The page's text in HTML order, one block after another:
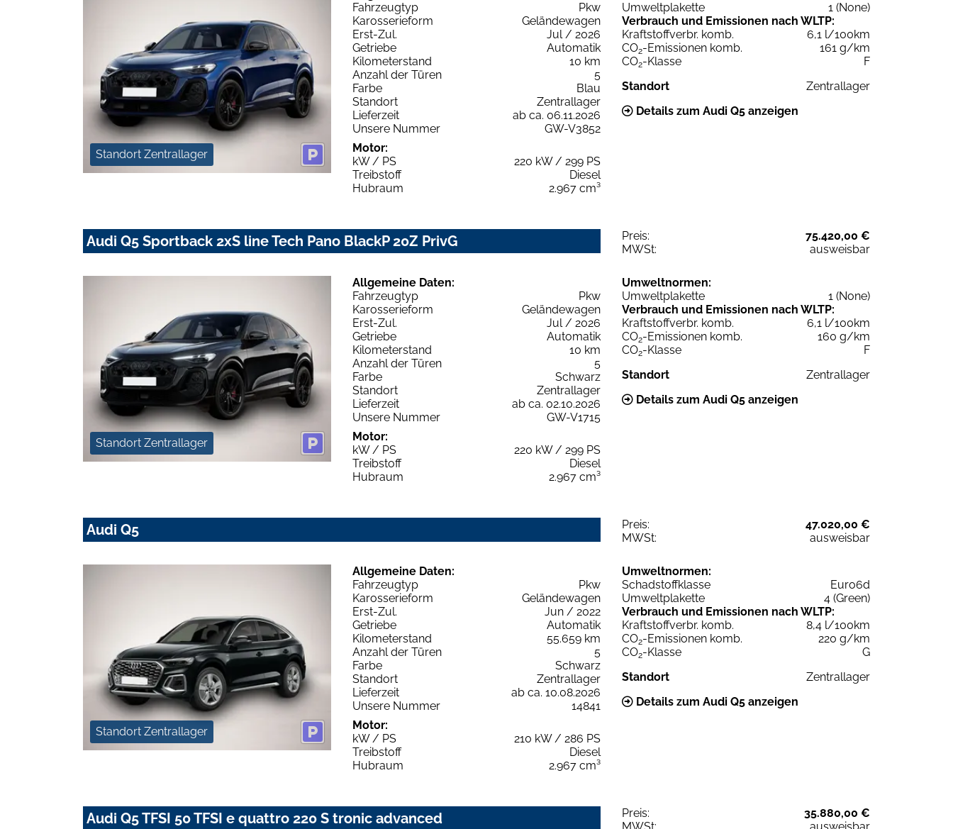
Standort Zentrallager
Fahrzeugtyp
Pkw
Karosserieform
Geländewagen
Erst-Zul.
Jul / 2026
Getriebe
Automatik
Kilometerstand
10 km
Anzahl der Türen
5
Farbe
Blau
Standort
Zentrallager
Lieferzeit
ab ca. 06.11.2026
Unsere Nummer
GW-V3852
Motor:
kW / PS
220 kW / 299 PS
Treibstoff
Diesel
Hubraum
2.967 cm³
Umweltplakette
1 (None)
Verbrauch und Emissionen nach WLTP:
Kraftstoffverbr. komb.
6,1 l/100km
CO2-Emissionen komb.
161 g/km
CO2-Klasse
F
Standort
Zentrallager
Details zum Audi Q5 anzeigen
Audi Q5 Sportback 2xS line Tech Pano BlackP 20Z PrivG Preis:
75.420,00 €
MWSt:
ausweisbar
Standort Zentrallager
Allgemeine Daten:
Fahrzeugtyp
Pkw
Karosserieform
Geländewagen
Erst-Zul.
Jul / 2026
Getriebe
Automatik
Kilometerstand
10 km
Anzahl der Türen
5
Farbe
Schwarz
Standort
Zentrallager
Lieferzeit
ab ca. 02.10.2026
Unsere Nummer
GW-V1715
Motor:
kW / PS
220 kW / 299 PS
Treibstoff
Diesel
Hubraum
2.967 cm³
Umweltnormen:
Umweltplakette
1 (None)
Verbrauch und Emissionen nach WLTP:
Kraftstoffverbr. komb.
6,1 l/100km
CO2-Emissionen komb.
160 g/km
CO2-Klasse
F
Standort
Zentrallager
Details zum Audi Q5 anzeigen
Audi Q5 Preis:
47.020,00 €
MWSt:
ausweisbar
Standort Zentrallager
Allgemeine Daten:
Fahrzeugtyp
Pkw
Karosserieform
Geländewagen
Erst-Zul.
Jun / 2022
Getriebe
Automatik
Kilometerstand
55.659 km
Anzahl der Türen
5
Farbe
Schwarz
Standort
Zentrallager
Lieferzeit
ab ca. 10.08.2026
Unsere Nummer
14841
Motor:
kW / PS
210 kW / 286 PS
Treibstoff
Diesel
Hubraum
2.967 cm³
Umweltnormen:
Schadstoffklasse
Euro6d
Umweltplakette
4 (Green)
Verbrauch und Emissionen nach WLTP:
Kraftstoffverbr. komb.
8,4 l/100km
CO2-Emissionen komb.
220 g/km
CO2-Klasse
G
Standort
Zentrallager
Details zum Audi Q5 anzeigen
Audi Q5 TFSI 50 TFSI e quattro 220 S tronic advanced Preis:
35.880,00 €
MWSt:
ausweisbar